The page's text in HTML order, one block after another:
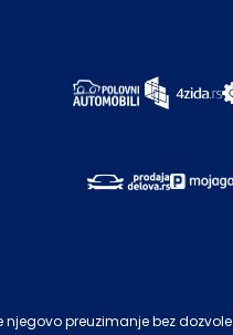
njegovo preuzimanje bez dozvole